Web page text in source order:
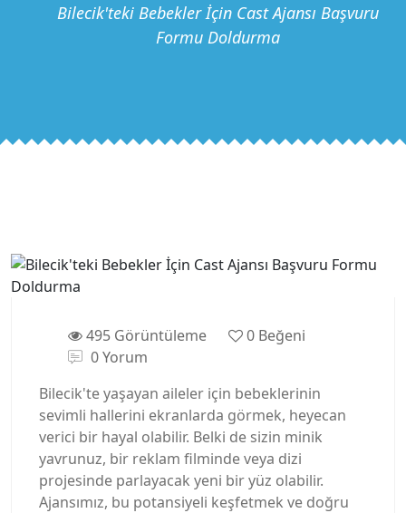
Bilecik'teki Bebekler İçin Cast Ajansı Başvuru
Formu Doldurma
495 Görüntüleme 0 Beğeni
0 Yorum
Bilecik'te yaşayan aileler için bebeklerinin
sevimli hallerini ekranlarda görmek, heyecan
verici bir hayal olabilir. Belki de sizin minik
yavrunuz, bir reklam filminde veya dizi
projesinde parlayacak yeni bir yüz olabilir.
Ajansımız, bu potansiyeli keşfetmek ve doğru